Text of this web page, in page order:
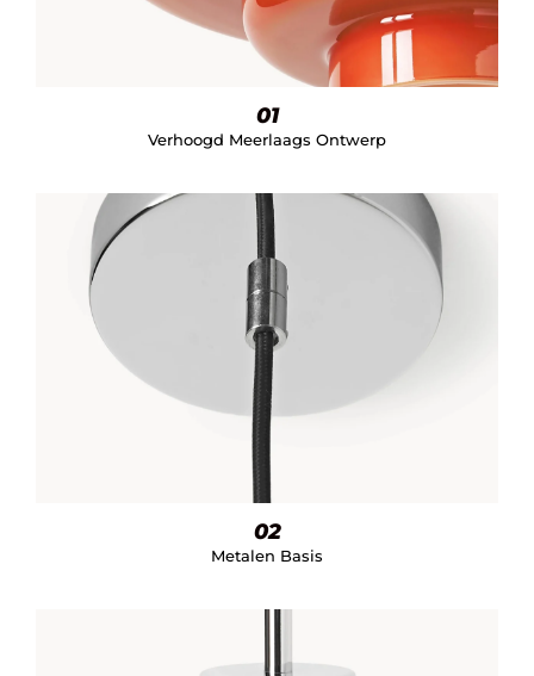
01
Verhoogd Meerlaags Ontwerp
02
Metalen Basis